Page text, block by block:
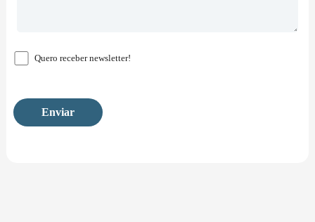
Quero receber newsletter!